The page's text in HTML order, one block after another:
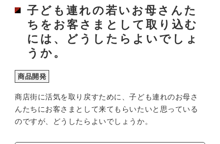
子ども連れの若いお母さんた
ちをお客さまとして取り込む
には、どうしたらよいでしょ
うか。
商品開発
商店街に活気を取り戻すために、子ども連れのお母さ
んたちにお客さまとして来てもらいたいと思っている
のですが、どうしたらよいでしょうか。